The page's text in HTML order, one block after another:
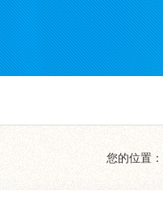
您的位置：